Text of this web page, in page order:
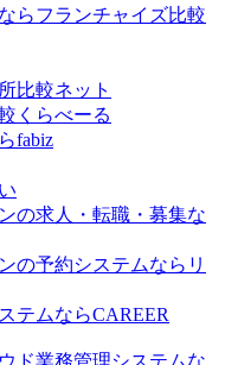
らフランチャイズ比較
比較ネット
くらべーる
fabiz
の求人・転職・募集な
の予約システムなら リ
テムならCAREER
ド業務管理システムな